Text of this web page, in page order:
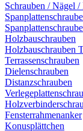
Schrauben / Nägel /
Holzbauschrauben
Holzbauschrauben
Terrassenschrauben
Dielenschrauben
Distanzschrauben
Fensterrahmenanker
Konusplättchen